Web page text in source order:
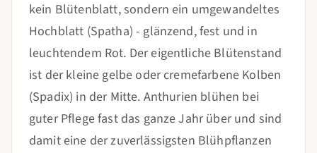
kein Blütenblatt, sondern ein umgewandeltes
Hochblatt (Spatha) - glänzend, fest und in
leuchtendem Rot. Der eigentliche Blütenstand
ist der kleine gelbe oder cremefarbene Kolben
(Spadix) in der Mitte. Anthurien blühen bei
guter Pflege fast das ganze Jahr über und sind
damit eine der zuverlässigsten Blühpflanzen